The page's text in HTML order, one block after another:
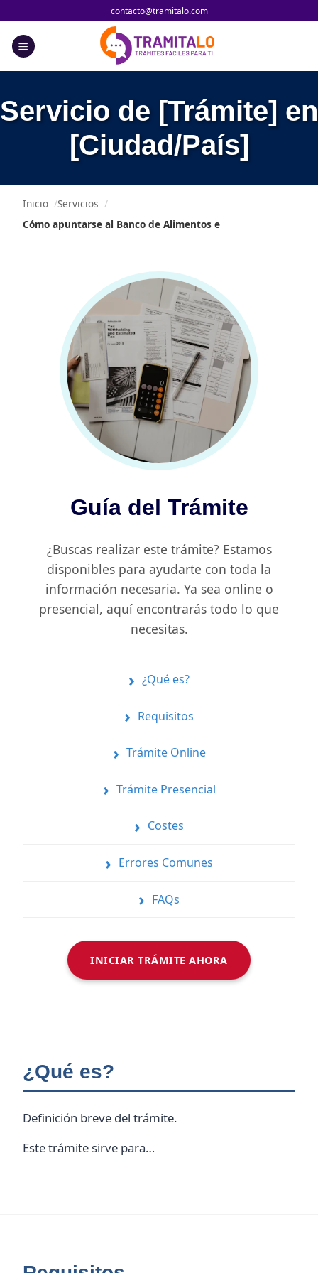
to
content
contacto@tramitalo.com
Servicio de [Trámite] en
[Ciudad/País]
Inicio
Servicios
Cómo apuntarse al Banco de Alimentos e
Guía del Trámite
¿Buscas realizar este trámite? Estamos
disponibles para ayudarte con toda la
información necesaria. Ya sea online o
presencial, aquí encontrarás todo lo que
necesitas.
¿Qué es?
Requisitos
Trámite Online
Trámite Presencial
Costes
Errores Comunes
FAQs
INICIAR TRÁMITE AHORA
¿Qué es?
Definición breve del trámite.
Este trámite sirve para…